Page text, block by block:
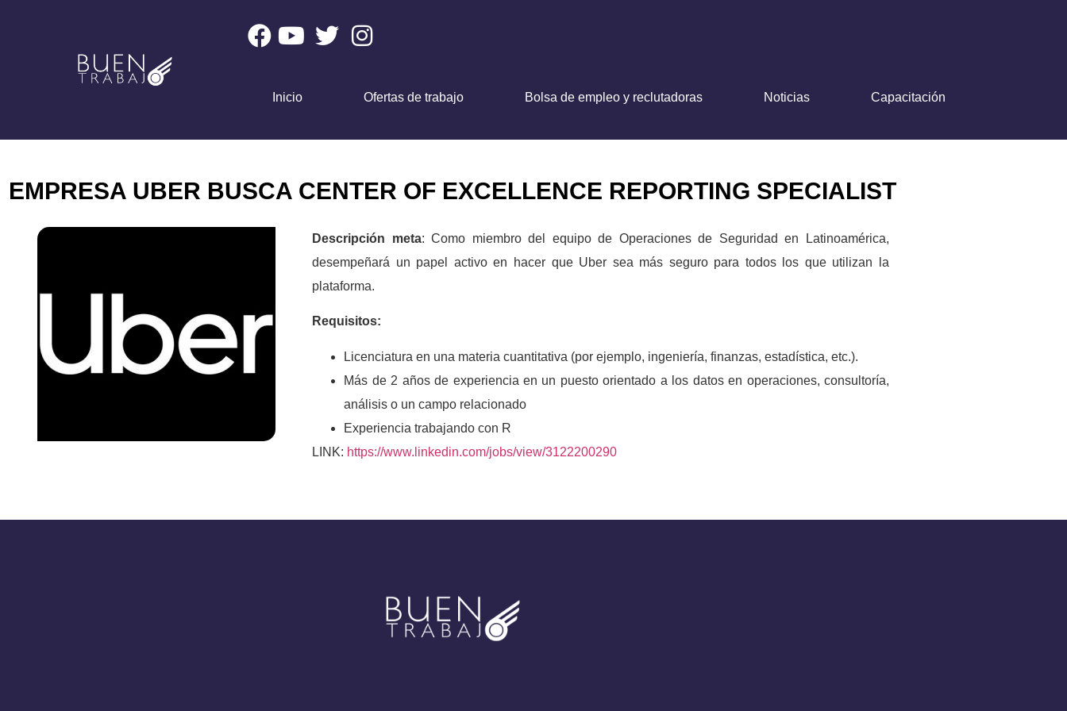
Inicio Ofertas de trabajo Bolsa de empleo y reclutadoras Noticias Capacitación
EMPRESA UBER BUSCA CENTER OF EXCELLENCE REPORTING SPECIALIST
Descripción meta: Como miembro del equipo de Operaciones de Seguridad en Latinoamérica,
desempeñará un papel activo en hacer que Uber sea más seguro para todos los que utilizan la
plataforma.
Requisitos:
Licenciatura en una materia cuantitativa (por ejemplo, ingeniería, finanzas, estadística, etc.).
Más de 2 años de experiencia en un puesto orientado a los datos en operaciones, consultoría,
análisis o un campo relacionado
Experiencia trabajando con R
LINK: https://www.linkedin.com/jobs/view/3122200290